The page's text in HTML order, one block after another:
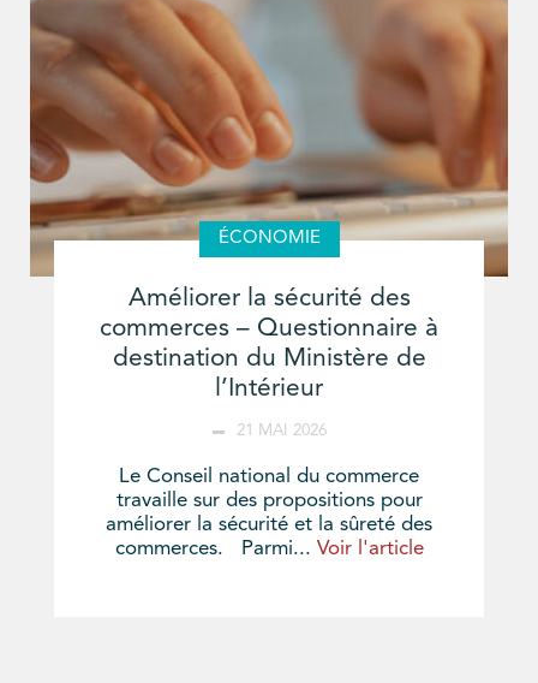
ÉCONOMIE
Améliorer la sécurité des
commerces – Questionnaire à
destination du Ministère de
l’Intérieur
21 MAI 2026
Le Conseil national du commerce
travaille sur des propositions pour
améliorer la sécurité et la sûreté des
commerces. Parmi... Voir l'article